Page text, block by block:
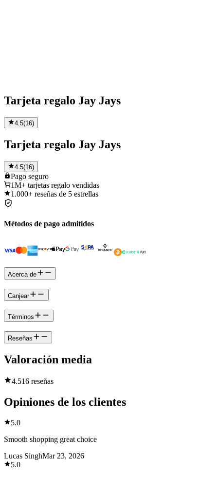
Tarjeta regalo Jay Jays
4.5(16)
Tarjeta regalo Jay Jays
4.5(16)
Pago seguro
1M+ tarjetas regalo vendidas
1.000+ reseñas de 5 estrellas
Métodos de pago admitidos
Acerca de
Canjear
Términos
Reseñas
Valoración media
4.516 reseñas
Opiniones de los clientes
5.0
Smooth shopping great choice
Lucas SinghMar 23, 2026
5.0